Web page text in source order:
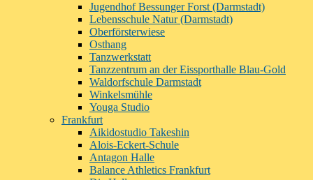
Jugendhof Bessunger Forst (Darmstadt)
Lebensschule Natur (Darmstadt)
Oberförsterwiese
Osthang
Tanzwerkstatt
Tanzzentrum an der Eissporthalle Blau-Gold
Waldorfschule Darmstadt
Winkelsmühle
Youga Studio
Frankfurt
Aikidostudio Takeshin
Alois-Eckert-Schule
Antagon Halle
Balance Athletics Frankfurt